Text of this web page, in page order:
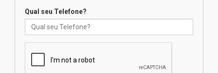
calouros do segundo semestre
04.08.2026
Qual seu Telefone?